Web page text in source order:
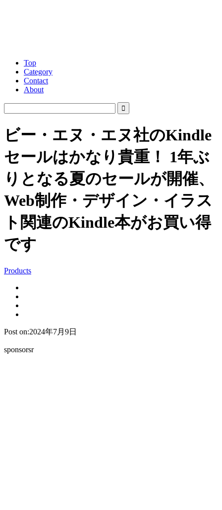
Top
Category
Contact
About
ビー・エヌ・エヌ社のKindle
セールはかなり貴重！ 1年ぶ
りとなる夏のセールが開催、
Web制作・デザイン・イラス
ト関連のKindle本がお買い得
です
Products
Post on:2024年7月9日
sponsorsr